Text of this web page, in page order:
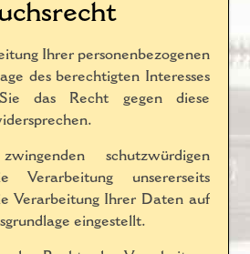
Ihrer personenbezogenen
des berechtigten Interesses
das Recht gegen diese
schutzwürdigen
unsererseits
Verarbeitung Ihrer Daten auf
eingestellt.